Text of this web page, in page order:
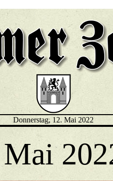
Donnerstag, 12. Mai 2022